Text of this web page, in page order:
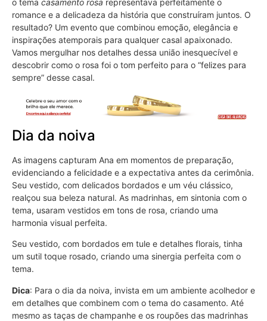
o tema casamento rosa representava perfeitamente o
romance e a delicadeza da história que construíram juntos. O
resultado? Um evento que combinou emoção, elegância e
inspirações atemporais para qualquer casal apaixonado.
Vamos mergulhar nos detalhes dessa união inesquecível e
descobrir como o rosa foi o tom perfeito para o “felizes para
sempre” desse casal.
Dia da noiva
As imagens capturam Ana em momentos de preparação,
evidenciando a felicidade e a expectativa antes da cerimônia.
Seu vestido, com delicados bordados e um véu clássico,
realçou sua beleza natural. As madrinhas, em sintonia com o
tema, usaram vestidos em tons de rosa, criando uma
harmonia visual perfeita.
Seu vestido, com bordados em tule e detalhes florais, tinha
um sutil toque rosado, criando uma sinergia perfeita com o
tema.
Dica: Para o dia da noiva, invista em um ambiente acolhedor e
em detalhes que combinem com o tema do casamento. Até
mesmo as taças de champanhe e os roupões das madrinhas